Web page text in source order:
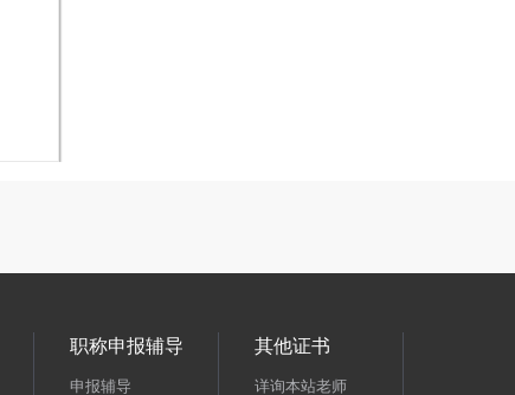
职称申报辅导
申报辅导
其他证书
详询本站老师